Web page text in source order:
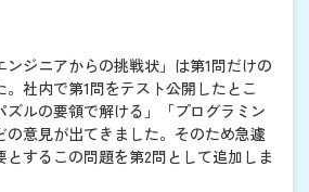
ンジニアからの挑戦状」は第1問だけの
社内で第1問をテスト公開したとこ
ズルの要領で解ける」「プログラミン
の意見が出てきました。そのため急遽
とするこの問題を第2問として追加しま